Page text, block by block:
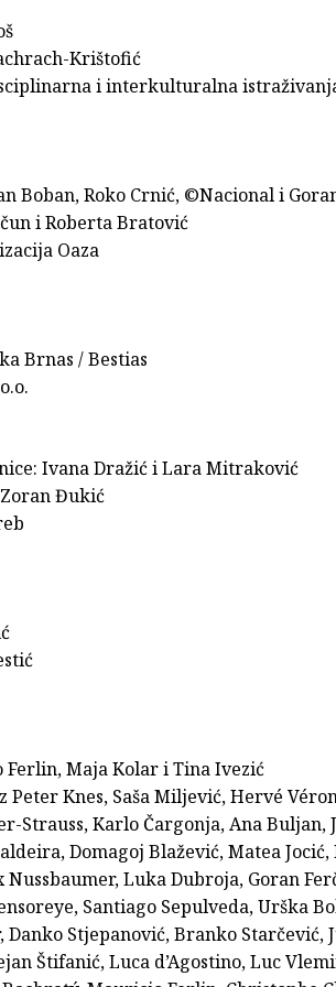
Krištofić
i interkulturalna
Boban, Roko Crnić, ©Nacional i
i Roberta Bratović
Oaza
Brnas / Bestias
Ivana Dražić i Lara Mitraković
Đukić
Maja Kolar i Tina Ivezić
Knes, Saša Miljević, Hervé
Strauss, Karlo Čargonja, Ana Buljan,
Domagoj Blažević, Matea
Nussbaumer, Luka Dubroja, Goran
Santiago Sepulveda, Urška
Danko Stjepanović, Branko Starčević,
Štifanić, Luca d’Agostino, Luc